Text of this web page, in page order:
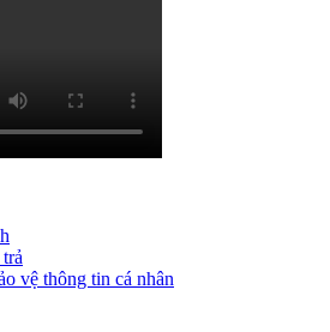
vệ thông tin cá nhân